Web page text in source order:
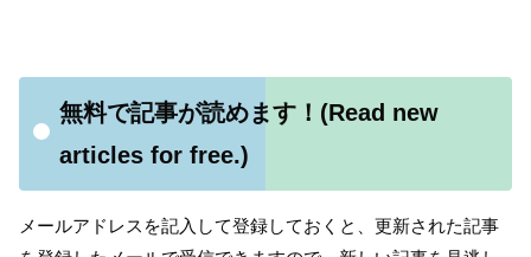
無料で記事が読めます！(Read new
articles for free.)
メールアドレスを記入して登録しておくと、更新された記事